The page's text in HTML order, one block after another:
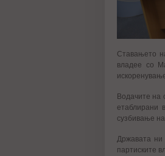
Ставањето
владее со
Водачите на
етаблирани
сузбивање
Државата ни
партиските